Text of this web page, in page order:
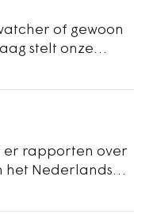
of gewoon
stelt onze
futuroloog
er rapporten over
het Nederlandse
Bestuur…